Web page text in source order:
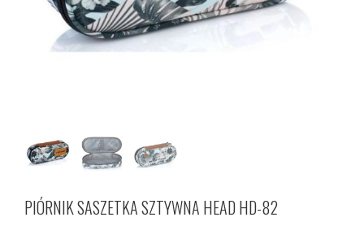
PIÓRNIK SASZETKA SZTYWNA HEAD HD-82